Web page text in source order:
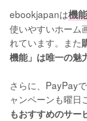
ebookjapanは機
使いやすいホーム
れています。また
機能」は唯一の魅
さらに、PayPay
ャンペーンも曜日
もおすすめのサー